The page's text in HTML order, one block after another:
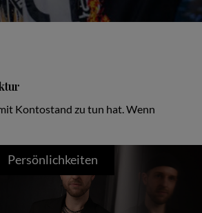
Kontostand zu tun hat. Wenn
Persönlichkeiten